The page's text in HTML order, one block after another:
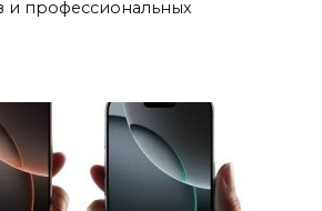
и профессиональных